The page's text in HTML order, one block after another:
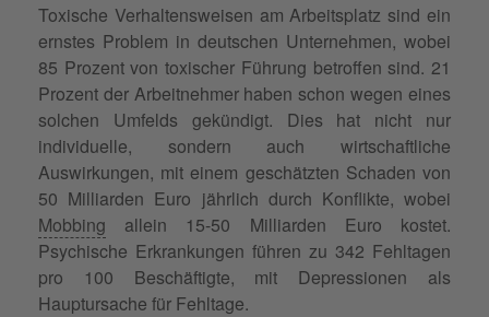
Toxische Verhaltensweisen am Arbeitsplatz sind ein
ernstes Problem in deutschen Unternehmen, wobei
85 Prozent von toxischer Führung betroffen sind. 21
Prozent der Arbeitnehmer haben schon wegen eines
solchen Umfelds gekündigt. Dies hat nicht nur
individuelle, sondern auch wirtschaftliche
Auswirkungen, mit einem geschätzten Schaden von
50 Milliarden Euro jährlich durch Konflikte, wobei
Mobbing allein 15-50 Milliarden Euro kostet.
Psychische Erkrankungen führen zu 342 Fehltagen
pro 100 Beschäftigte, mit Depressionen als
Hauptursache für Fehltage.